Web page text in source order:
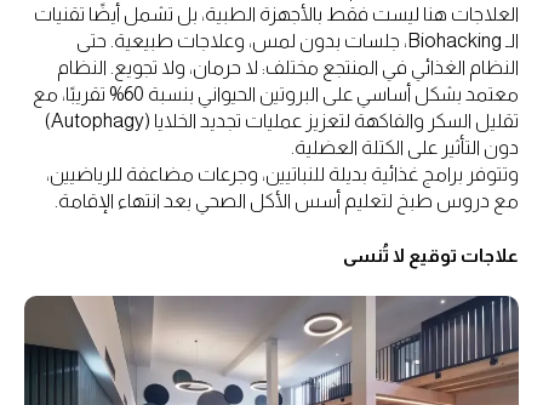
العلاجات هنا ليست فقط بالأجهزة الطبية، بل تشمل أيضًا تقنيات
الـ Biohacking، جلسات بدون لمس، وعلاجات طبيعية. حتى
النظام الغذائي في المنتجع مختلف: لا حرمان، ولا تجويع. النظام
معتمد بشكل أساسي على البروتين الحيواني بنسبة 60% تقريبًا، مع
تقليل السكر والفاكهة لتعزيز عمليات تجديد الخلايا (Autophagy)
دون التأثير على الكتلة العضلية.
وتتوفر برامج غذائية بديلة للنباتيين، وجرعات مضاعفة للرياضيين،
مع دروس طبخ لتعليم أسس الأكل الصحي بعد انتهاء الإقامة.
علاجات توقيع لا تُنسى